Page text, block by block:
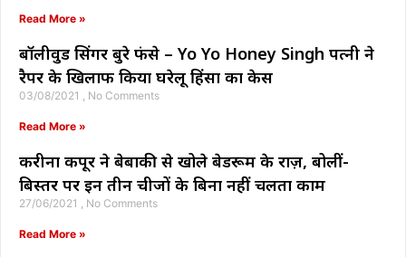
Read More »
बॉलीवुड सिंगर बुरे फंसे – Yo Yo Honey Singh पत्नी ने
रैपर के खिलाफ किया घरेलू हिंसा का केस
03/08/2021 No Comments
Read More »
करीना कपूर ने बेबाकी से खोले बेडरूम के राज़, बोलीं-
बिस्तर पर इन तीन चीजों के बिना नहीं चलता काम
27/06/2021 No Comments
Read More »